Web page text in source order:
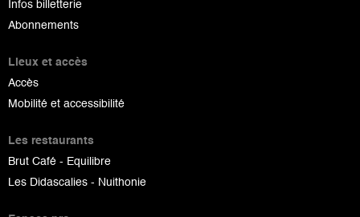
Infos billetterie
Abonnements
Lieux et accès
Accès
Mobilité et accessibilité
Les restaurants
Brut Café - Equilibre
Les Didascalies - Nuithonie